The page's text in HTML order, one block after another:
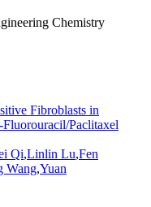
Chemistry
Fibroblasts in
Paclitaxel
Qi,Linlin Lu,Fen
Wang,Yuan